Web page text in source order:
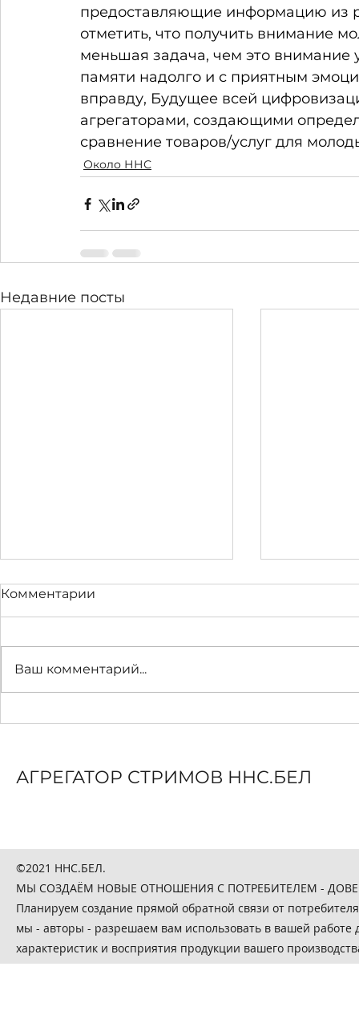
предоставляющие информацию из
отметить, что получить внимание
меньшая задача, чем это внимание
памяти надолго и с приятным
вправду, Будущее всей
агрегаторами, создающими
сравнение товаров/услуг для
Около ННС
Недавние посты
Комментарии
Ваш комментарий...
АГРЕГАТОР СТРИМОВ ННС.БЕЛ
©2021 ННС.БЕЛ.
МЫ СОЗДАЁМ НОВЫЕ ОТНОШЕНИЯ С ПОТРЕБИТЕЛЕМ -
Планируем создание прямой обратной связи от
мы - авторы - разрешаем вам использовать в вашей
характеристик и восприятия продукции вашего